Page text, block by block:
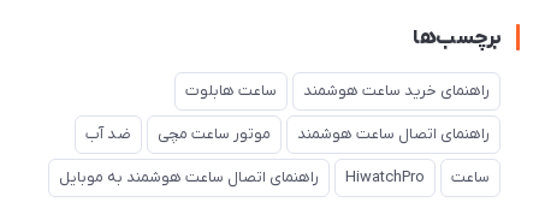
برچسب‌ها
راهنمای خرید ساعت هوشمند ساعت هابلوت
راهنمای اتصال ساعت هوشمند موتور ساعت مچی ضد آب
ساعت HiwatchPro راهنمای اتصال ساعت هوشمند به موبایل